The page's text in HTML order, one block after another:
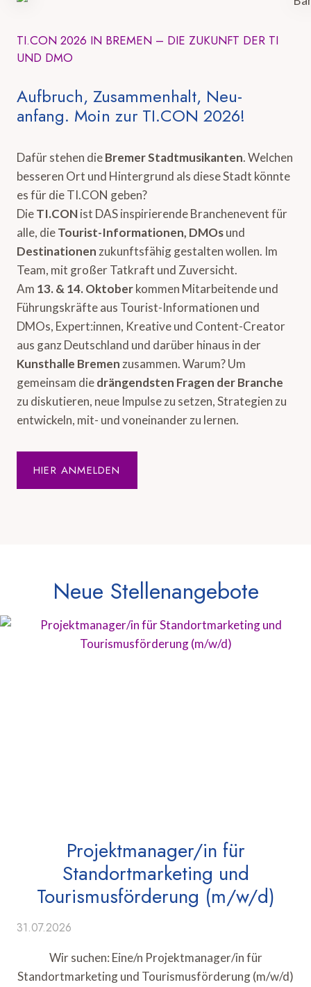
TI.CON 2026 IN BREMEN – DIE ZUKUNFT DER TI
UND DMO
Aufbruch, Zusammenhalt, Neu-
anfang. Moin zur TI.CON 2026!
Dafür stehen dieBremer Stadtmusikanten. Welchen
besseren Ort und Hintergrund als diese Stadt könnte
es für die TI.CON geben?
DieTI.CONist DAS inspirierende Branchenevent für
alle, dieTourist-Informationen, DMOsund
Destinationen zukunftsfähig gestalten wollen. Im
Team, mit großer Tatkraft und Zuversicht.
Am 13. & 14. Oktoberkommen Mitarbeitende und
Führungskräfte aus Tourist-Informationen und
DMOs, Expert:innen, Kreative und Content-Creator
aus ganz Deutschland und darüber hinaus in der
Kunsthalle Bremen zusammen. Warum? Um
gemeinsam diedrängendsten Fragen der Branche
zu diskutieren, neue Impulse zu setzen, Strategien zu
entwickeln, mit- und voneinander zu lernen.
HIER ANMELDEN
Neue Stellenangebote
Projektmanager/in für
Standortmarketing und
Tourismusförderung (m/w/d)
31.07.2026
Wir suchen: Eine/n Projektmanager/in für
Standortmarketing und Tourismusförderung (m/w/d)